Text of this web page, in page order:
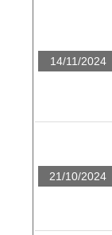
14/11/2024
21/10/2024